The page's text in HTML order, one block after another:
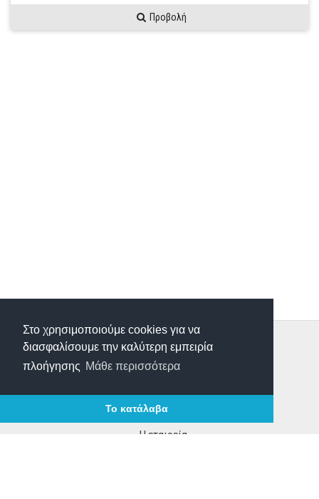
Στο χρησιμοποιούμε cookies για να
διασφαλίσουμε την καλύτερη εμπειρία
πλοήγησης Μάθε περισσότερα
Το κατάλαβα
Προβολή
Τρόποι Παραγγελίας
Τρόποι Πληρωμής
Τρόποι Αποστολής
Επικοινωνία
Η εταιρεία